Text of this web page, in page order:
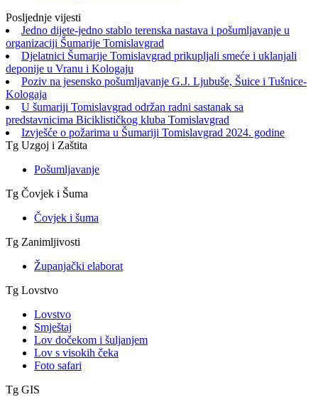
Posljednje vijesti
Jedno dijete-jedno stablo terenska nastava i pošumljavanje u
organizaciji Šumarije Tomislavgrad
Djelatnici Šumarije Tomislavgrad prikupljali smeće i uklanjali
deponije u Vranu i Kologaju
Poziv na jesensko pošumljavanje G.J. Ljubuše, Šuice i Tušnice-
Kologaja
U šumariji Tomislavgrad održan radni sastanak sa
predstavnicima Biciklističkog kluba Tomislavgrad
Izvješće o požarima u Šumariji Tomislavgrad 2024. godine
Tg Uzgoj i Zaštita
Pošumljavanje
Tg Čovjek i Šuma
Čovjek i šuma
Tg Zanimljivosti
Županjački elaborat
Tg Lovstvo
Lovstvo
Smještaj
Lov dočekom i šuljanjem
Lov s visokih čeka
Foto safari
Tg GIS